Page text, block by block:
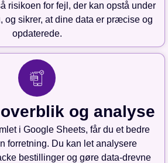
risikoen for fejl, der kan opstå under
og sikrer, at dine data er præcise og
opdaterede.
og analyse
i Google Sheets, får du et bedre
forretning. Du kan let analysere
bestillinger og gøre data-drevne